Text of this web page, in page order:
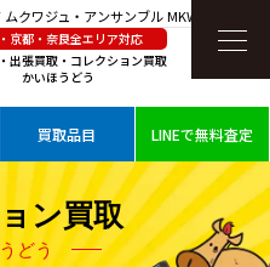
クワジュ・アンサンブル MKWAJU LPレコ
京都・奈良全エリア対応
出張買取・コレクション買取
かいほうどう
買取品目 LINEで無料査定
ン買取
どう